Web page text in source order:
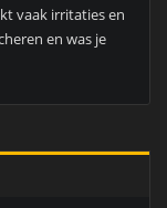
vaak irritaties en
en was je